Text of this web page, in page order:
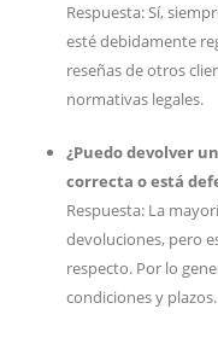
Respuesta: Sí,
esté debidamente
reseñas de otros
normativas legales.
¿Puedo devolver
correcta o está
Respuesta: La
devoluciones, pero
respecto. Por lo
condiciones y plazos.